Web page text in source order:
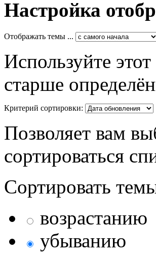
Настройка
Отображать темы ...
Используйте
старше
Критерий сортировки:
Позволяет вам
сортироваться
Сортировать
возрастанию
убыванию